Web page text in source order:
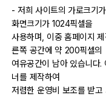
飛龍/김상환님 아침 갤러
커뮤니티
자유게시판
- 저희 사이트의 가로크기
화면크기가 1024픽셀을
사용하며, 이중 홈페이지
른쪽 공간에 약 200픽셀의
여유공간이 남아 있습니다
너를 제작하여
저렴한 운영비 보조를 받고